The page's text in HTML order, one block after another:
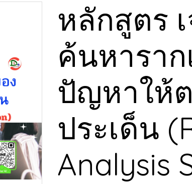
หลักสูตร
ค้นหาราก
ปัญหาให้
ประเด็น
Analysis